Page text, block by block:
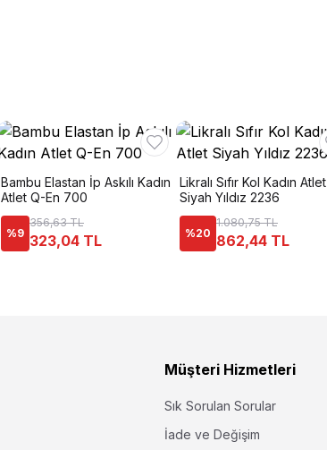
Bambu Elastan İp Askılı Kadın
Atlet Q-En 700
%9
356,63 TL
323,04 TL
Likralı Sıfır Kol Kadın Atlet
Siyah Yıldız 2236
%20
1.080,75 TL
862,44 TL
Müşteri Hizmetleri
Sık Sorulan Sorular
İade ve Değişim